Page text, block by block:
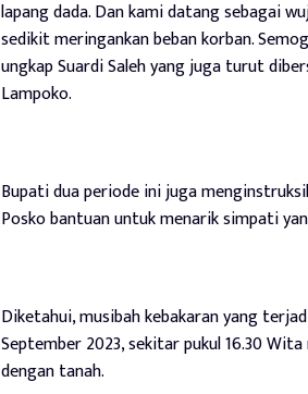
lapang dada. Dan kami datang sebagai
sedikit meringankan beban korban.
ungkap Suardi Saleh yang juga turut
Lampoko.
Bupati dua periode ini juga
Posko bantuan untuk menarik simpati
Diketahui, musibah kebakaran yang
September 2023, sekitar pukul 16.30
dengan tanah.